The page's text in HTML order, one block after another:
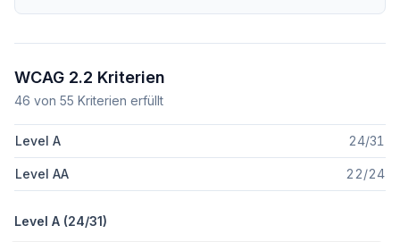
WCAG 2.2 Kriterien
46 von 55 Kriterien erfüllt
Level A 24/31
Level AA 22/24
Level A (24/31)